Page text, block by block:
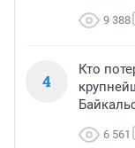
9 388
4
Кто
6 561